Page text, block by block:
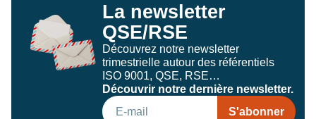
La newsletter
QSE/RSE
Découvrez notre newsletter
trimestrielle autour des référentiels
ISO 9001, QSE, RSE…
Découvrir notre dernière newsletter.
S'abonner